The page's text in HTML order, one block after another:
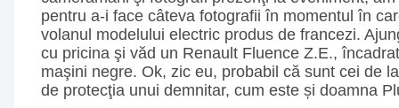
pentru a-i face câteva fotografii în momentul în
volanul modelului electric produs de francezi.
cu pricina şi văd un Renault Fluence Z.E.,
maşini negre. Ok, zic eu, probabil că sunt cei de
de protecţia unui demnitar, cum este și doamna